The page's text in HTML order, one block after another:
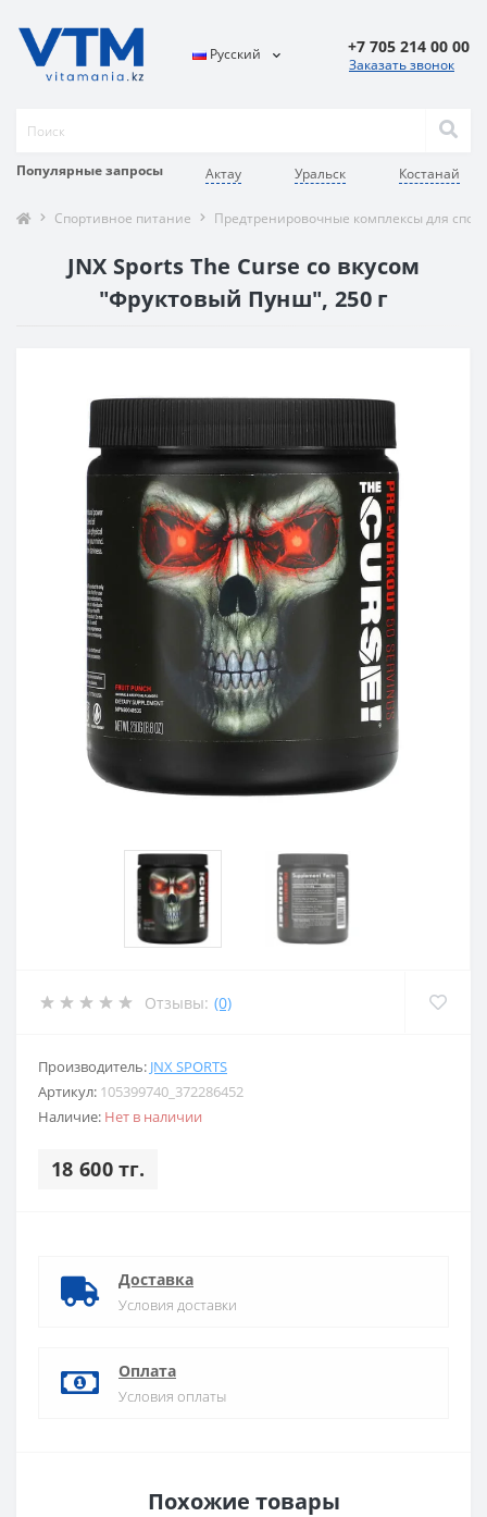
Популярные запросы Актау Уральск Костанай
Русский +7 705 214 00 00
Заказать звонок
Спортивное питание Предтренировочные комплексы для
JNX Sports The Curse со вкусом
"Фруктовый Пунш", 250 г
Отзывы: (0)
Производитель: JNX SPORTS
Артикул: 105399740_372286452
Наличие: Нет в наличии
18 600 тг.
Доставка
Условия доставки
Оплата
Условия оплаты
Похожие товары